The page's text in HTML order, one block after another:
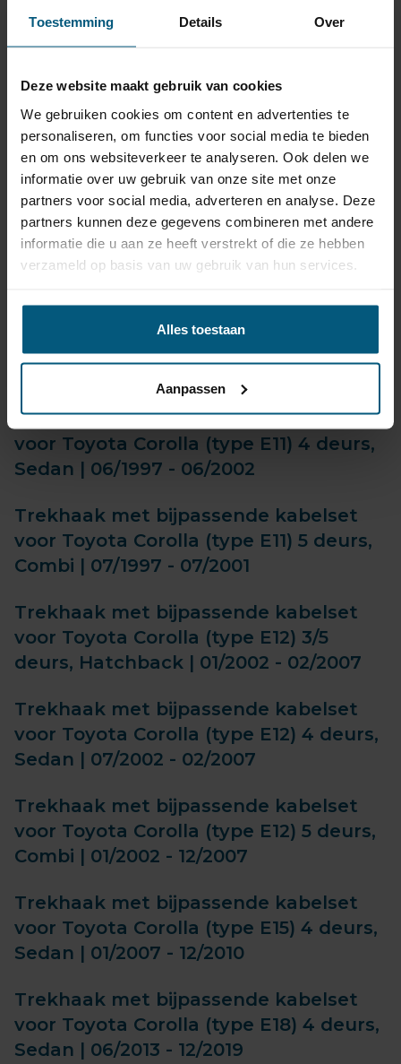
Toestemming Details Over
Deze website maakt gebruik van cookies
We gebruiken cookies om content en advertenties te
personaliseren, om functies voor social media te bieden
en om ons websiteverkeer te analyseren. Ook delen we
informatie over uw gebruik van onze site met onze
partners voor social media, adverteren en analyse. Deze
partners kunnen deze gegevens combineren met andere
informatie die u aan ze heeft verstrekt of die ze hebben
verzameld op basis van uw gebruik van hun services.
Alles toestaan
Aanpassen
Trekhaak met bijpassende kabelset
deurs, Hatchback | 05/1992 - 06/1997
Trekhaak met bijpassende kabelset
voor Toyota Corolla (type E10) 5 deurs,
Combi | 05/1992 - 06/1997
Trekhaak met bijpassende kabelset
voor Toyota Corolla (type E11) 3 deurs,
Hatchback | 07/1997 - 07/2001
Trekhaak met bijpassende kabelset
voor Toyota Corolla (type E11) 5 deurs,
Hatchback | 06/1997 - 12/2001
Trekhaak met bijpassende kabelset
voor Toyota Corolla (type E11) 4 deurs,
Sedan | 06/1997 - 06/2002
Trekhaak met bijpassende kabelset
voor Toyota Corolla (type E11) 5 deurs,
Combi | 07/1997 - 07/2001
Trekhaak met bijpassende kabelset
voor Toyota Corolla (type E12) 3/5
deurs, Hatchback | 01/2002 - 02/2007
Trekhaak met bijpassende kabelset
voor Toyota Corolla (type E12) 4 deurs,
Sedan | 07/2002 - 02/2007
Trekhaak met bijpassende kabelset
voor Toyota Corolla (type E12) 5 deurs,
Combi | 01/2002 - 12/2007
Trekhaak met bijpassende kabelset
voor Toyota Corolla (type E15) 4 deurs,
Sedan | 01/2007 - 12/2010
Trekhaak met bijpassende kabelset
voor Toyota Corolla (type E18) 4 deurs,
Sedan | 06/2013 - 12/2019